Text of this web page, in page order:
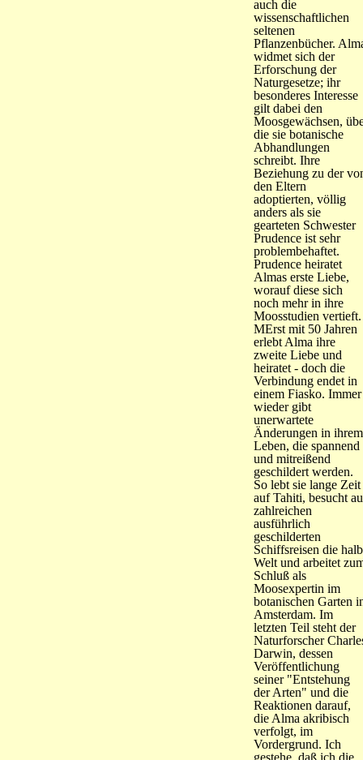
auch die
wissenschaftlichen
seltenen
Pflanzenbücher.
widmet sich der
Erforschung der
Naturgesetze; ihr
besonderes Interesse
gilt dabei den
Moosgewächsen,
die sie botanische
Abhandlungen
schreibt. Ihre
Beziehung zu der
den Eltern
adoptierten, völlig
anders als sie
gearteten Schwester
Prudence ist sehr
problembehaftet.
Prudence heiratet
Almas erste Liebe,
worauf diese sich
noch mehr in ihre
Moosstudien vertieft.
MErst mit 50 Jahren
erlebt Alma ihre
zweite Liebe und
heiratet - doch die
Verbindung endet in
einem Fiasko. Immer
wieder gibt
unerwartete
Änderungen in ihrem
Leben, die spannend
und mitreißend
geschildert werden.
So lebt sie lange Zeit
auf Tahiti, besucht
zahlreichen
ausführlich
geschilderten
Schiffsreisen die
Welt und arbeitet
Schluß als
Moosexpertin im
botanischen Garten
Amsterdam. Im
letzten Teil steht der
Naturforscher
Darwin, dessen
Veröffentlichung
seiner "Entstehung
der Arten" und die
Reaktionen darauf,
die Alma akribisch
verfolgt, im
Vordergrund. Ich